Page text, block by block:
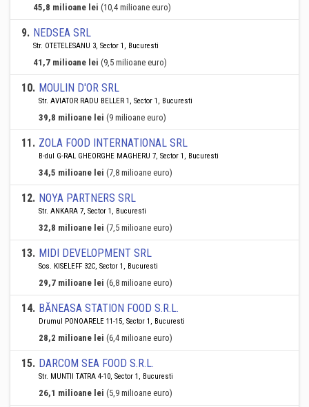
45,8 milioane lei (10,4 milioane euro)
9. NEDSEA SRL
Str. OTETELESANU 3, Sector 1, Bucuresti
41,7 milioane lei (9,5 milioane euro)
10. MOULIN D'OR SRL
Str. AVIATOR RADU BELLER 1, Sector 1, Bucuresti
39,8 milioane lei (9 milioane euro)
11. ZOLA FOOD INTERNATIONAL SRL
B-dul G-RAL GHEORGHE MAGHERU 7, Sector 1, Bucuresti
34,5 milioane lei (7,8 milioane euro)
12. NOYA PARTNERS SRL
Str. ANKARA 7, Sector 1, Bucuresti
32,8 milioane lei (7,5 milioane euro)
13. MIDI DEVELOPMENT SRL
Sos. KISELEFF 32C, Sector 1, Bucuresti
29,7 milioane lei (6,8 milioane euro)
14. BĂNEASA STATION FOOD S.R.L.
Drumul PONOARELE 11-15, Sector 1, Bucuresti
28,2 milioane lei (6,4 milioane euro)
15. DARCOM SEA FOOD S.R.L.
Str. MUNTII TATRA 4-10, Sector 1, Bucuresti
26,1 milioane lei (5,9 milioane euro)